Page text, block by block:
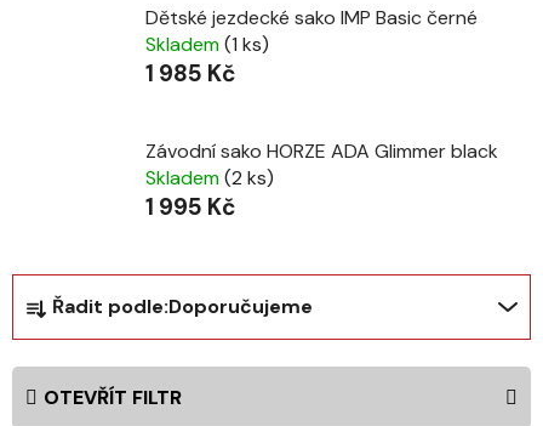
Dětské jezdecké sako IMP Basic černé
Skladem(1 ks)
1 985 Kč
Závodní sako HORZE ADA Glimmer black
Skladem(2 ks)
1 995 Kč
a
z
e
n
Řadit podle:Doporučujeme
OTEVŘÍT FILTR